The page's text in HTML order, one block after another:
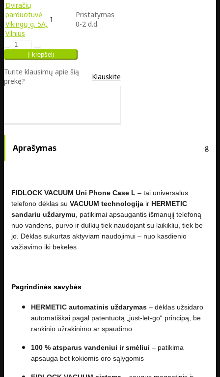
Dviračių
parduotuvė
Vikingų g. 5A,
Vilnius
1
Pristatymas
0-2 d.d.
Turite klausimų apie šią
prekę?
Klauskite
Aprašymas
FIDLOCK VACUUM Uni Phone Case L – tai universalus
telefono dėklas su VACUUM technologija ir HERMETIC
sandariu uždarymu , patikimai apsaugantis išmanųjį telefoną
nuo vandens, purvo ir dulkių tiek naudojant su laikikliu, tiek be
jo. Dėklas sukurtas aktyviam naudojimui – nuo kasdienio
važiavimo iki bekelės
Pagrindinės savybės
HERMETIC automatinis uždarymas – dėklas užsidaro
automatiškai pagal patentuotą „just-let-go“ principą, be
rankinio užrakinimo ar spaudimo
100 % atsparus vandeniui ir smėliui – patikima
apsauga bet kokiomis oro sąlygomis